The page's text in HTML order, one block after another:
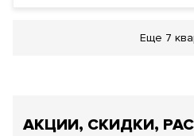
Еще 7
АКЦИИ, СКИДКИ,